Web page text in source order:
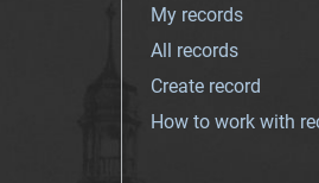
My records
All records
Create record
How to work with